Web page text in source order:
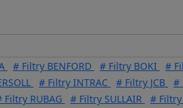
# Filtry BENFORD # Filtry BOKI #
# Filtry INTRAC # Filtry JCB #
Filtry RUBAG # Filtry SULLAIR # Filtry